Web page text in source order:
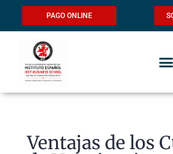
PAGO ONLINE
Ventajas de los